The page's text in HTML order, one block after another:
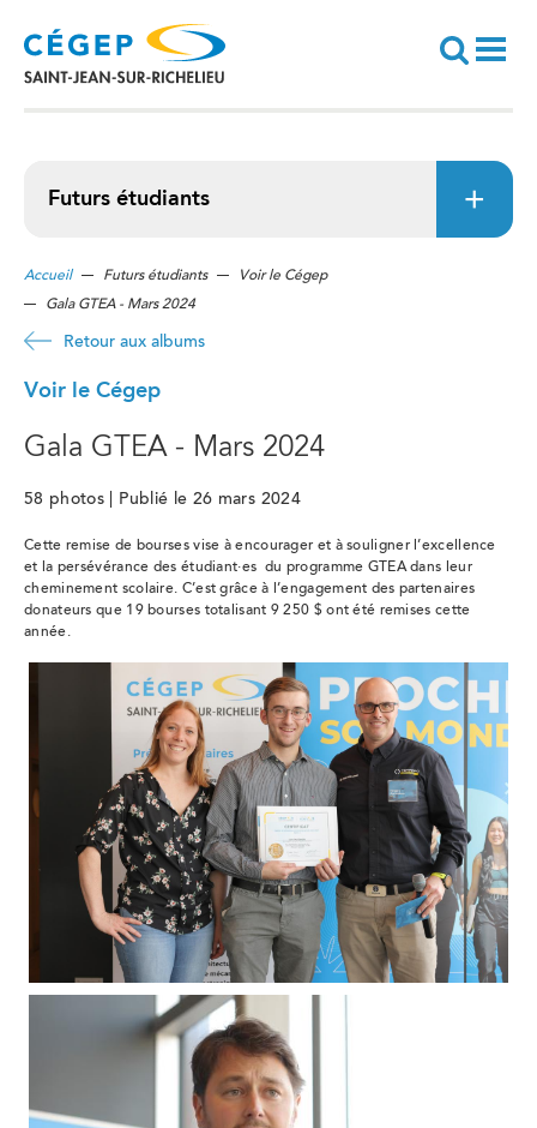
contenu
principal
Recherche
Futurs étudiants
Accueil Futurs étudiants
Voir le Cégep
Gala GTEA - Mars 2024
Retour aux albums
Voir le Cégep
Gala GTEA - Mars 2024
58 photos | Publié le 26 mars 2024
Cette remise de bourses vise à encourager et à souligner l’excellence
et la persévérance des étudiant·es du programme GTEA dans leur
cheminement scolaire. C’est grâce à l’engagement des partenaires
donateurs que 19 bourses totalisant 9 250 $ ont été remises cette
année.